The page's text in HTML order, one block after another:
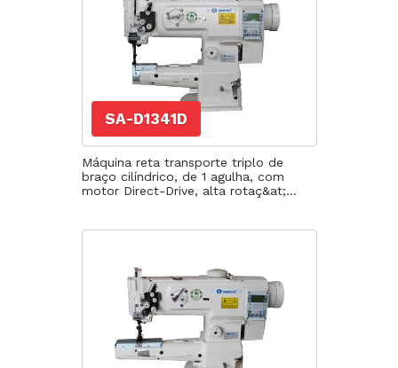
SA-D1341D
Máquina reta transporte triplo de
braço cilíndrico, de 1 agulha, com
motor Direct-Drive, alta rotaç&at;...